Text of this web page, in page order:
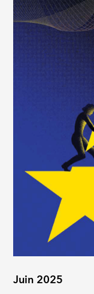
Juin 2025